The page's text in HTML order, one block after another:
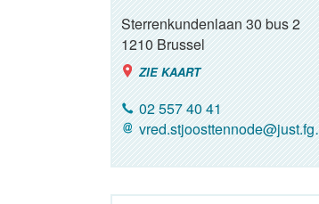
Sterrenkundenlaan 30 bus 2
1210Brussel
ZIE KAART
02 557 40 41
vred.stjoosttennode@just.fgov.be